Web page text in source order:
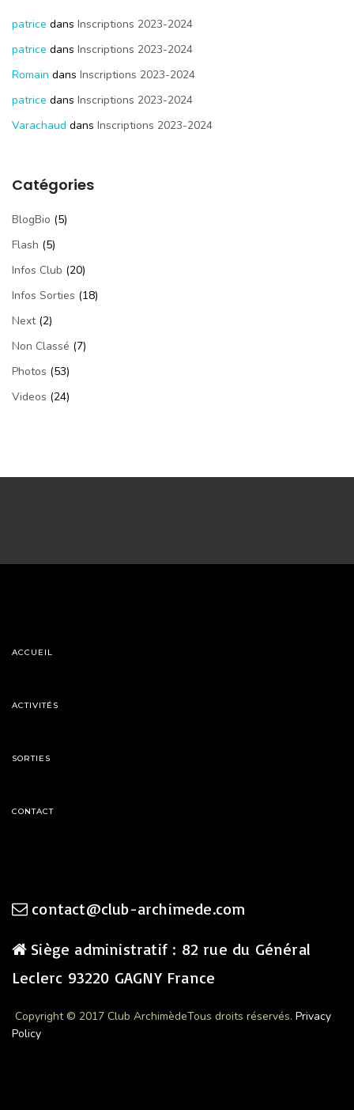
patrice dans Inscriptions 2023-2024
patrice dans Inscriptions 2023-2024
Romain dans Inscriptions 2023-2024
patrice dans Inscriptions 2023-2024
Varachaud dans Inscriptions 2023-2024
Catégories
BlogBio (5)
Flash (5)
Infos Club (20)
Infos Sorties (18)
Next(2)
Non Classé (7)
Photos (53)
Videos (24)
ACCUEIL
ACTIVITÉS
SORTIES
CONTACT
contact@club-archimede.com
Siège administratif : 82 rue du Général
Leclerc 93220 GAGNY France
Copyright © 2017 Club ArchimèdeTous droits réservés. Privacy
Policy